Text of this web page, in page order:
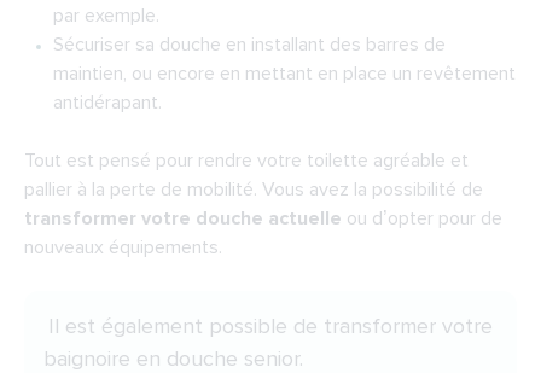
par exemple.
Sécuriser sa douche en installant des barres de
maintien, ou encore en mettant en place un revêtement
antidérapant.
Tout est pensé pour rendre votre toilette agréable et
pallier à la perte de mobilité. Vous avez la possibilité de
transformer votre douche actuelle ou d’opter pour de
nouveaux équipements.
Il est également possible de transformer votre
baignoire en douche senior.